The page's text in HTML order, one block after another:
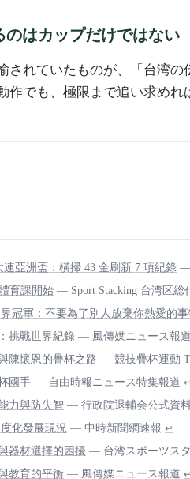
はカップだけではない
されていたものが、「台湾
作でも、極限まで追い求め
連亞洲盃：橫掃 43 金刷新 7 項紀錄 —
育課開始 — Sport Stacking 台湾区総
冠軍：不要為了別人放棄你熱愛的事
挑戰世界紀錄 — 風傳媒ニュース報道
陳懷恩的疊杯之路 — 競技疊杯運動
國手 — 自由時報ニュース特集報道
力與防失智 — 行政院退輔会公式資
化發展現況 — 中時新聞網速報 ↩
器材選擇的困擾 — 台湾スポーツス
教育的平衡 — 風傳媒ニュース報道